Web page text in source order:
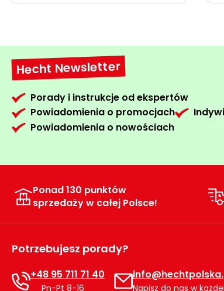
Hecht Newsletter
Porady i instrukcje od ekspertów
Powiadomienia o promocjach
Powiadomienia o nowościach
Ponad 130 punktów
sprzedaży w całej Polsce!
Potrzebujesz porady?
+48 95 711 71 40
Pn-Pt 8-16 Napisz do nas w